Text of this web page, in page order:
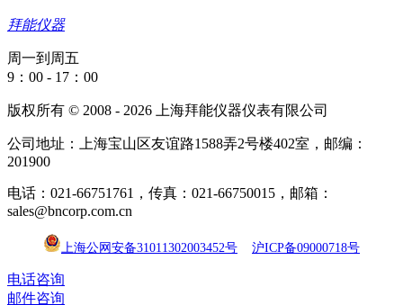
拜能仪器
周一到周五
9：00 - 17：00
版权所有 © 2008 - 2026 上海拜能仪器仪表有限公司
公司地址：上海宝山区友谊路1588弄2号楼402室，邮编：
201900
电话：021-66751761，传真：021-66750015，邮箱：
sales@bncorp.com.cn
上海公网安备31011302003452号 沪ICP备09000718号
电话咨询
邮件咨询